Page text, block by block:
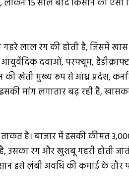
15 साल बाद किसान को ऐसा
लाल रंग की होती है, जिसमें
दवाओं, परफ्यूम,
की खेती मुख्य रूप से आंध्र प्रदेश,
इसकी मांग लगातार बढ़ रही है,
है। बाजार में इसकी कीमत ₹3,000
उसका रंग और खुशबू गहरी होती
इसे लंबी अवधि की कमाई के तौर